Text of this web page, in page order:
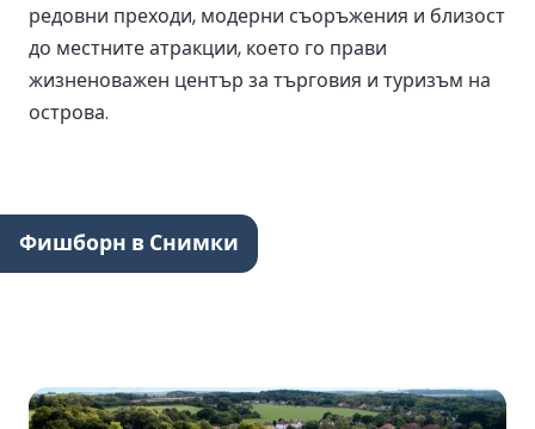
редовни преходи, модерни съоръжения и близост
до местните атракции, което го прави
жизненоважен център за търговия и туризъм на
острова.
Фишборн в Снимки